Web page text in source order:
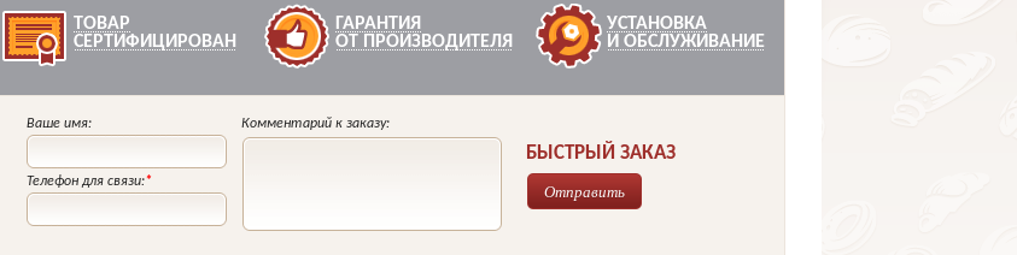
ТОВАР
СЕРТИФИЦИРОВАН
ГАРАНТИЯ
ОТ ПРОИЗВОДИТЕЛЯ
УСТАНОВКА
И ОБСЛУЖИВАНИЕ
Ваше имя:
Телефон для связи:*
Комментарий к заказу:
БЫСТРЫЙ ЗАКАЗ
Отправить